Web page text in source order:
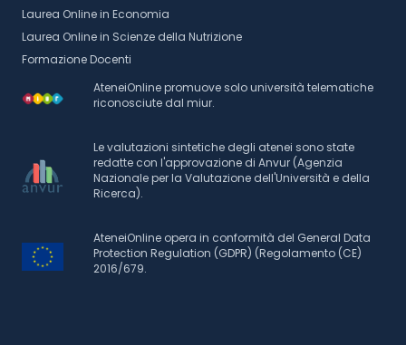
Laurea Online in Economia
Laurea Online in Scienze della Nutrizione
Formazione Docenti
AteneiOnline promuove solo università telematiche
riconosciute dal miur.
Le valutazioni sintetiche degli atenei sono state
redatte con l'approvazione di Anvur (Agenzia
Nazionale per la Valutazione dell'Università e della
Ricerca).
AteneiOnline opera in conformità del General Data
Protection Regulation (GDPR) (Regolamento (CE)
2016/679.